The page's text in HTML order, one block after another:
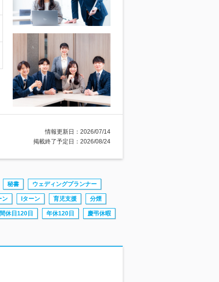
情報更新日：2026/07/14
掲載終了予定日：2026/08/24
秘書 ウェディングプランナー
ン Iターン 育児支援 分煙
休日120日 年休120日 慶弔休暇